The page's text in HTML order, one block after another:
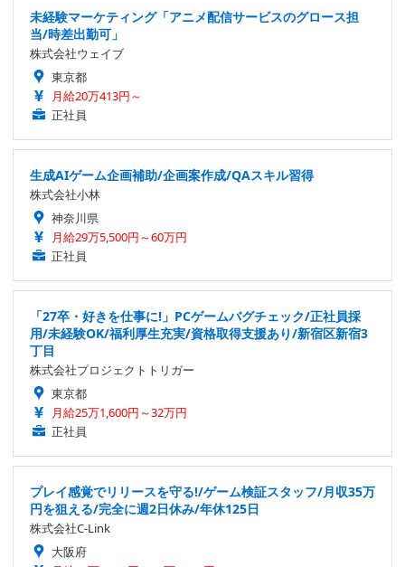
未経験マーケティング「アニメ配信サービスのグロース担
当/時差出勤可」
株式会社ウェイブ
東京都
月給20万413円～
正社員
生成AIゲーム企画補助/企画案作成/QAスキル習得
株式会社小林
神奈川県
月給29万5,500円～60万円
正社員
「27卒・好きを仕事に!」PCゲームバグチェック/正社員採
用/未経験OK/福利厚生充実/資格取得支援あり/新宿区新宿3
丁目
株式会社プロジェクトトリガー
東京都
月給25万1,600円～32万円
正社員
プレイ感覚でリリースを守る!/ゲーム検証スタッフ/月収35万
円を狙える/完全に週2日休み/年休125日
株式会社C-Link
大阪府